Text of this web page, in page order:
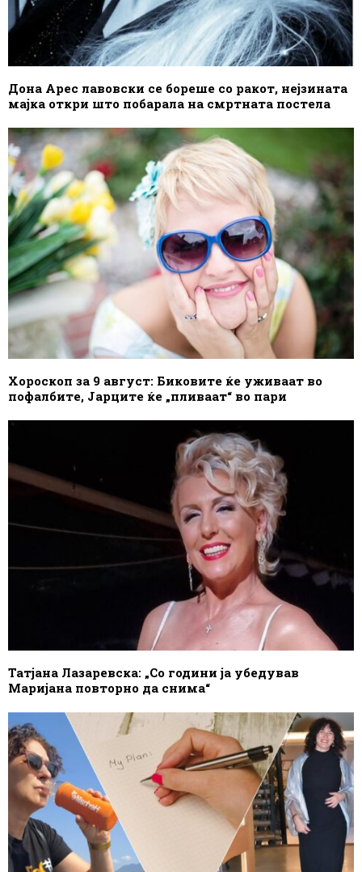
Дона Арес лавовски се бореше со ракот, нејзината
мајка откри што побарала на смртната постела
Хороскоп за 9 август: Биковите ќе уживаат во
пофалбите, Јарците ќе „пливаат“ во пари
Татјана Лазаревска: „Со години ја убедував
Маријана повторно да снима“